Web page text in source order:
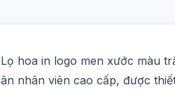
Lọ hoa in logo men xước màu
ân nhân viên cao cấp, được